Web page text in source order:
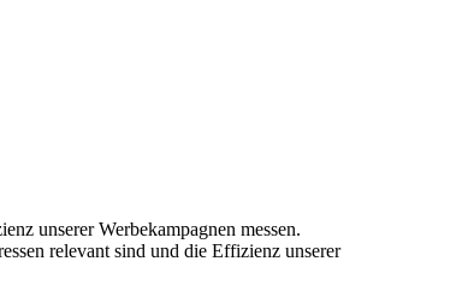
unserer Werbekampagnen messen.
relevant sind und die Effizienz unserer